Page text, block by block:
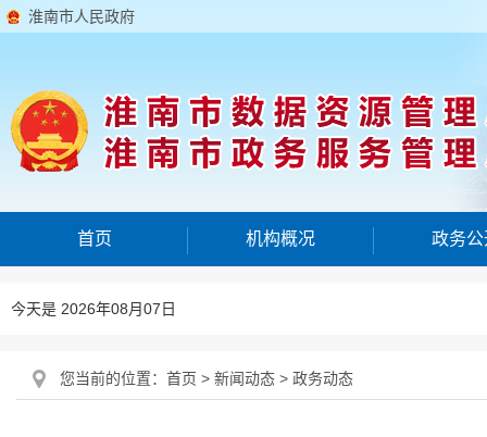
淮南市人民政府
首页 机构概况 政务公
今天是 2026年08月07日
您当前的位置： 首页 > 新闻动态 > 政务动态